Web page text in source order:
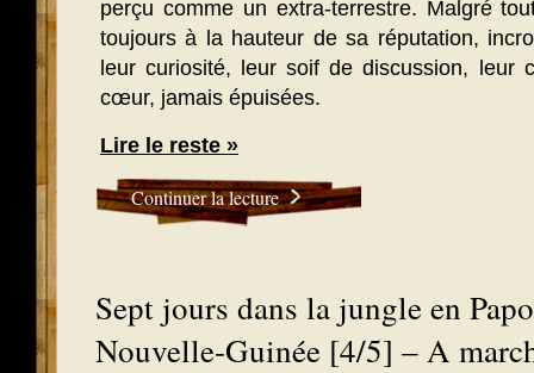
perçu comme un extra-terrestre. Malgré
toujours à la hauteur de sa réputation,
leur curiosité, leur soif de discussion, leur
cœur, jamais épuisées.
Lire le reste »
Continuer la lecture
Sept jours dans la jungle en
Nouvelle-Guinée [4/5] – A